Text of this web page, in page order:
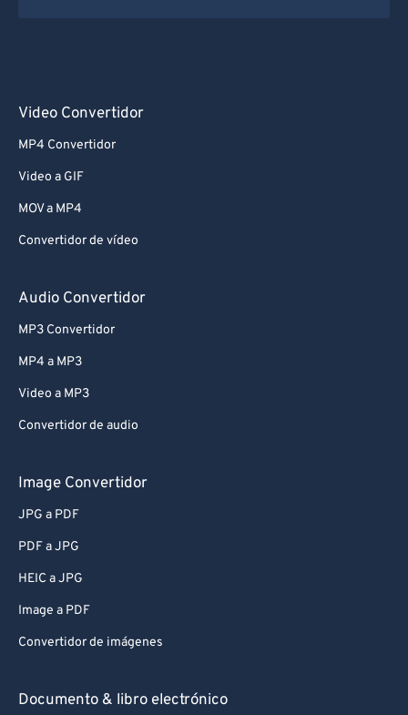
Video Convertidor
MP4 Convertidor
Video a GIF
MOV a MP4
Convertidor de vídeo
Audio Convertidor
MP3 Convertidor
MP4 a MP3
Video a MP3
Convertidor de audio
Image Convertidor
JPG a PDF
PDF a JPG
HEIC a JPG
Image a PDF
Convertidor de imágenes
Documento & libro electrónico